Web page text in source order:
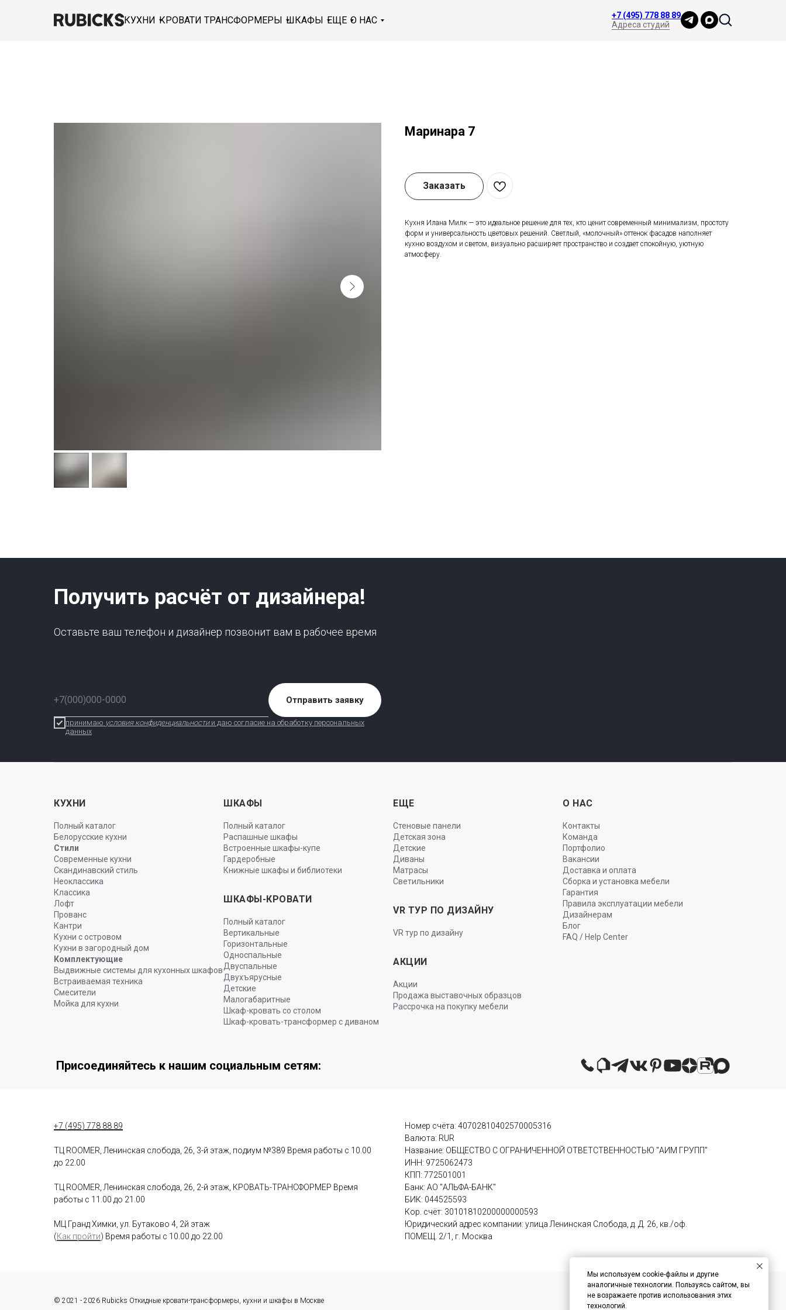
КУХНИ КРОВАТИ ТРАНСФОРМЕРЫ ШКАФЫ ЕЩЕ О НАС
+7 (495) 778 88 89
Адреса студий
Маринара 7
Заказать
Кухня Илана Милк — это идеальное решение для тех, кто ценит современный минимализм, простоту
форм и универсальность цветовых решений. Светлый, «молочный» оттенок фасадов наполняет
кухню воздухом и светом, визуально расширяет пространство и создает спокойную, уютную
атмосферу.
Получить расчёт от дизайнера!
Оставьте ваш телефон и дизайнер позвонит вам в рабочее время
принимаю условия конфиденциальностии даю согласие на обработку персональных
данных
Отправить заявку
КУХНИ
Полный каталог
Белорусские кухни
Стили
Современные кухни
Скандинавский стиль
Неоклассика
Классика
Лофт
Прованс
Кантри
Кухни с островом
Кухни в загородный дом
Комплектующие
Выдвижные системы для кухонных шкафов
Встраиваемая техника
Смесители
Мойка для кухни
ШКАФЫ
Полный каталог
Распашные шкафы
Встроенные шкафы-купе
Гардеробные
Книжные шкафы и библиотеки
ШКАФЫ-КРОВАТИ
Полный каталог
Вертикальные
Горизонтальные
Односпальные
Двуспальные
Двухъярусные
Детские
Малогабаритные
Шкаф-кровать со столом
Шкаф-кровать-трансформер с диваном
ЕЩЕ
Стеновые панели
Детская зона
Детские
Диваны
Матрасы
Светильники
VR ТУР ПО ДИЗАЙНУ
VR тур по дизайну
АКЦИИ
Акции
Продажа выставочных образцов
Рассрочка на покупку мебели
О НАС
Контакты
Команда
Портфолио
Вакансии
Доставка и оплата
Сборка и установка мебели
Гарантия
Правила эксплуатации мебели
Дизайнерам
Блог
FAQ / Help Center
Присоединяйтесь к нашим социальным сетям:
+7 (495) 778 88 89
ТЦ ROOMER, Ленинская слобода, 26, 3-й этаж, подиум №389 Время работы с 10.00
до 22.00
ТЦ ROOMER, Ленинская слобода, 26, 2-й этаж, КРОВАТЬ-ТРАНСФОРМЕР Время
работы с 11.00 до 21.00
МЦ Гранд Химки, ул. Бутаково 4, 2й этаж
(Как пройти) Время работы с 10.00 до 22.00
Номер счёта: 40702810402570005316
Валюта: RUR
Название: ОБЩЕСТВО С ОГРАНИЧЕННОЙ ОТВЕТСТВЕННОСТЬЮ "АИМ ГРУПП"
ИНН: 9725062473
КПП: 772501001
Банк: АО "АЛЬФА-БАНК"
БИК: 044525593
Кор. счёт: 30101810200000000593
Юридический адрес компании: улица Ленинская Слобода, д. Д. 26, кв./оф.
ПОМЕЩ. 2/1, г. Москва
© 2021 - 2026 Rubicks Откидные кровати-трансформеры, кухни и шкафы в Москве
Мы используем cookie-файлы и другие
аналогичные технологии. Пользуясь сайтом, вы
не возражаете против использования этих
технологий.